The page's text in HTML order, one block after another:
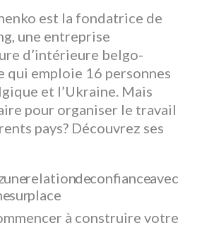
est la fondatrice de
une entreprise
d’intérieure belgo-
qui emploie 16 personnes
et l’Ukraine. Mais
pour organiser le travail
pays? Découvrez ses
une relation de confiance avec
sur place
à construire votre